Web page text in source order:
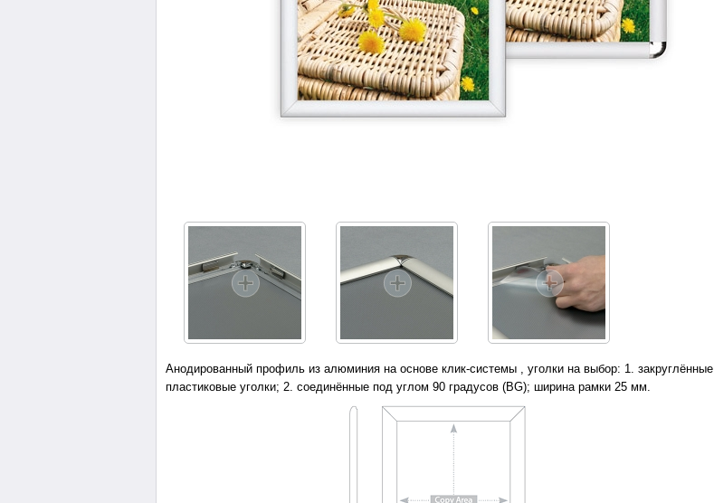
Анодированный профиль из алюминия на основе клик-системы , уголки на выбор: 1. закруглённые
пластиковые уголки; 2. соединённые под углом 90 градусов (BG); ширина рамки 25 мм.